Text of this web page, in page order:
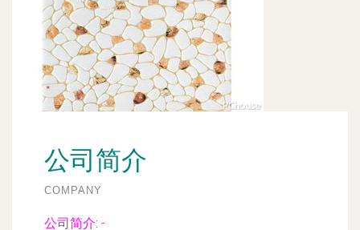
公司简介
COMPANY
公司简介: -